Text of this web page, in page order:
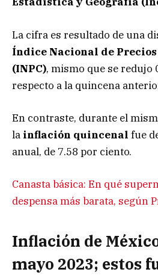
La cifra es resultado de una
Índice Nacional de
(INPC), mismo que se redujo
respecto a la quincena
En contraste, durante el
la inflación quincenal fue
anual, de 7.58 por ciento.
Canasta básica: En qué
despensa más barata, según
Inflación de
mayo 2023; estos